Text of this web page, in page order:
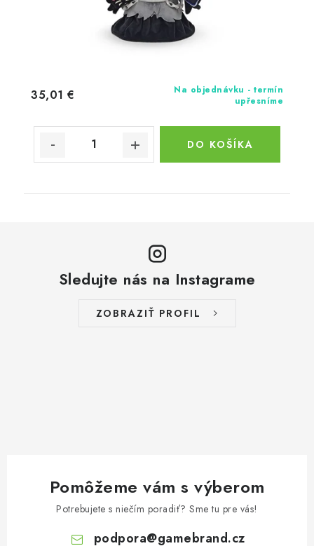
Na objednávku - termín
upřesníme
35,01 €
DO KOŠÍKA
Sledujte nás na Instagrame
ZOBRAZIŤ PROFIL
Pomôžeme vám s výberom
Potrebujete s niečím poradiť? Sme tu pre vás!
podpora@gamebrand.cz